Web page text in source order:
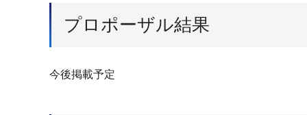
プロポーザル結果
今後掲載予定